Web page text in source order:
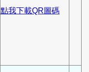
點我下載QR圖碼